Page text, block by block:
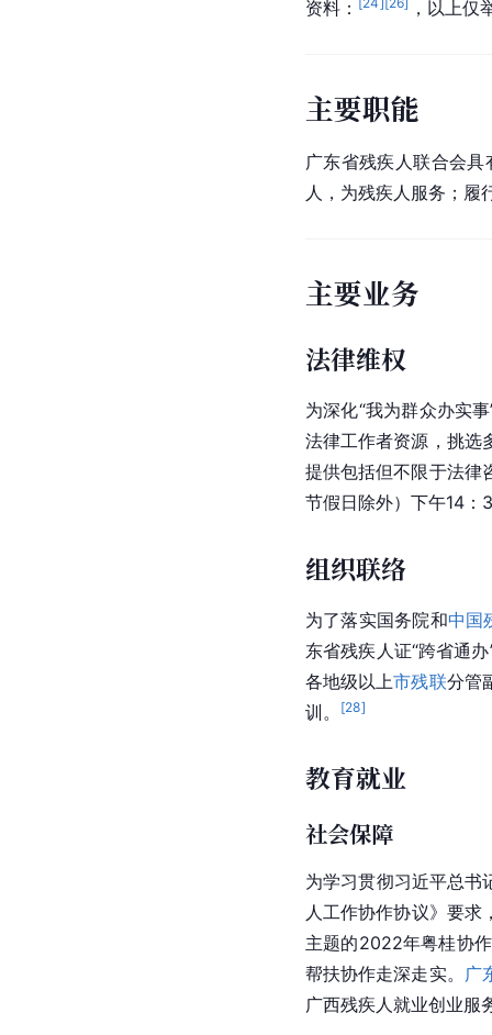
资料： ，以上仅
主要职能
广东省残疾人联合会
人，为残疾人服务；履
主要业务
法律维权
为深化“我为群众办实
法律工作者资源，挑选
提供包括但不限于法律
节假日除外）下午14：
组织联络
为了落实国务院和中国
东省残疾人证“跨省通
各地级以上市残联分管
训。
[28]
教育就业
社会保障
为学习贯彻习近平总书
人工作协作协议》要
主题的2022年粤桂协
帮扶协作走深走实。
广
广西残疾人就业创业服